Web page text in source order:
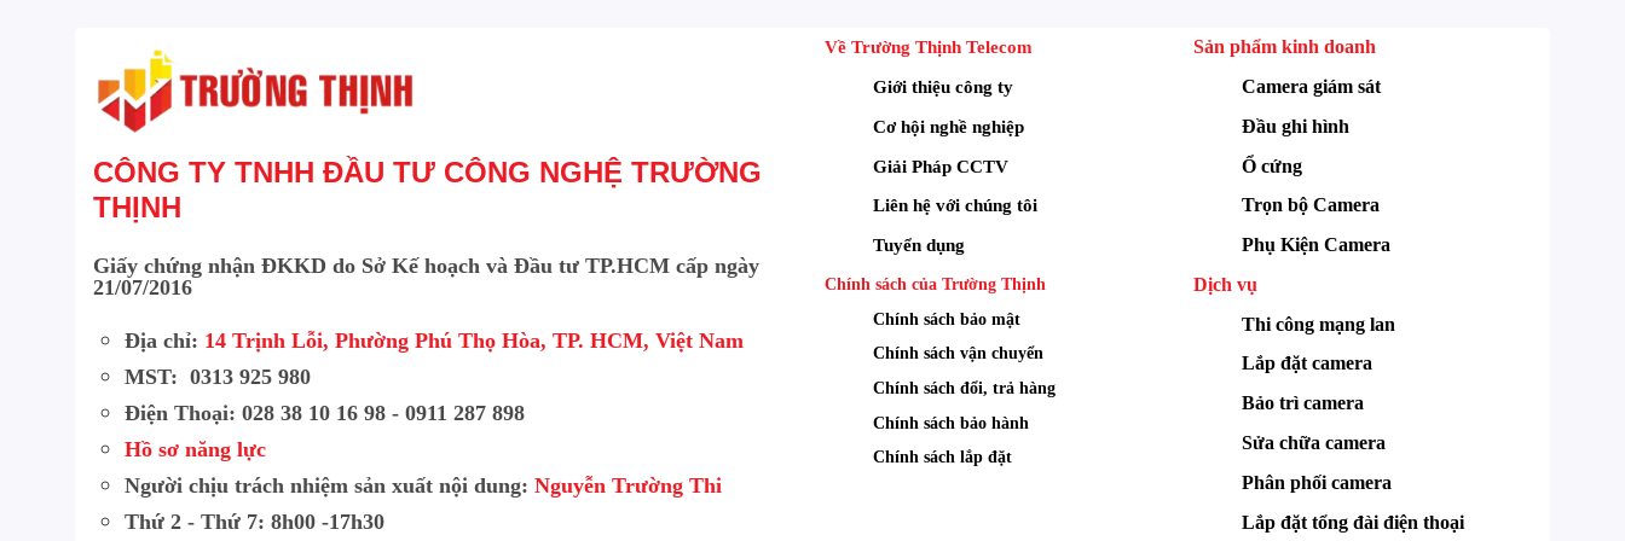
Kích thước: 197.0 mm × 204.3 mm × 41.5 mm
Trọng lượng: 0.54 kg
CÔNG TY TNHH ĐẦU TƯ CÔNG NGHỆ TRƯỜNG
THỊNH
Giấy chứng nhận ĐKKD do Sở Kế hoạch và Đầu tư TP.HCM cấp ngày
21/07/2016
Địa chỉ: 14 Trịnh Lỗi, Phường Phú Thọ Hòa, TP. HCM, Việt Nam
MST: 0313 925 980
Điện Thoại: 028 38 10 16 98 - 0911 287 898
Hồ sơ năng lực
Người chịu trách nhiệm sản xuất nội dung: Nguyễn Trường Thi
Thứ 2 - Thứ 7: 8h00 -17h30
Về Trường Thịnh Telecom
Giới thiệu công ty
Cơ hội nghề nghiệp
Giải Pháp CCTV
Liên hệ với chúng tôi
Tuyển dụng
Chính sách của Trường Thịnh
Chính sách bảo mật
Chính sách vận chuyển
Chính sách đổi, trả hàng
Chính sách bảo hành
Chính sách lắp đặt
Sản phẩm kinh doanh
Camera giám sát
Đầu ghi hình
Ổ cứng
Trọn bộ Camera
Phụ Kiện Camera
Dịch vụ
Thi công mạng lan
Lắp đặt camera
Bảo trì camera
Sửa chữa camera
Phân phối camera
Lắp đặt tổng đài điện thoại